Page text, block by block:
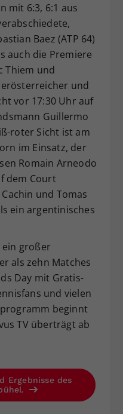
mit 6:3, 6:1 aus
Baez (ATP 64)
auch die Premiere
Thiem und
und
vor 17:30 Uhr auf
Guillermo
roter Sicht ist am
im Einsatz, der
Romain Arneodo
dem Court
und Tomas
ein argentinisches
ein großer
als zehn Matches
Day mit Gratis-
und vielen
beginnt
TV überträgt ab
Ergebnisse des